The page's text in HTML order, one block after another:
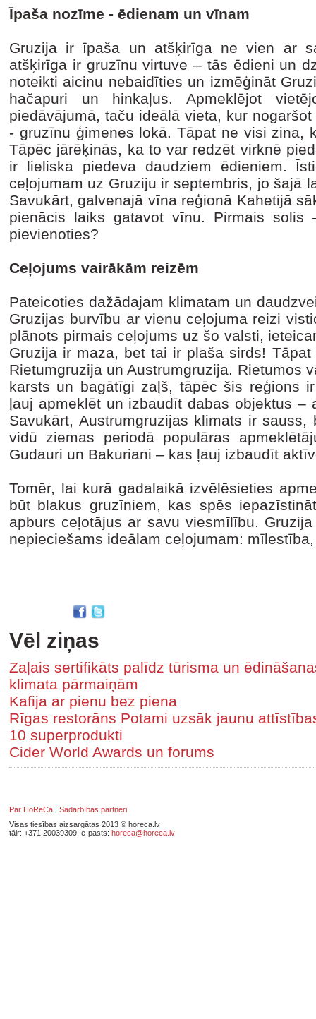
Īpaša nozīme - ēdienam un vīnam
Gruzija ir īpaša un atšķirīga ne vien ar
atšķirīga ir gruzīnu virtuve – tās ēdieni un
noteikti aicinu nebaidīties un izmēģināt
hačapuri un hinkaļus. Apmeklējot
piedāvājumā, taču ideālā vieta, kur
- gruzīnu ģimenes lokā. Tāpat ne visi zina,
Tāpēc jārēķinās, ka to var redzēt virknē
ir lieliska piedeva daudziem ēdieniem.
ceļojumam uz Gruziju ir septembris, jo šajā
Savukārt, galvenajā vīna reģionā Kahetijā
pienācis laiks gatavot vīnu. Pirmais
pievienoties?
Ceļojums vairākām reizēm
Pateicoties dažādajam klimatam un
Gruzijas burvību ar vienu ceļojuma reizi
plānots pirmais ceļojums uz šo valsti,
Gruzija ir maza, bet tai ir plaša sirds!
Rietumgruzija un Austrumgruzija. Rietumos
karsts un bagātīgi zaļš, tāpēc šis reģions
ļauj apmeklēt un izbaudīt dabas objektus –
Savukārt, Austrumgruzijas klimats ir
vidū ziemas periodā populāras
Gudauri un Bakuriani – kas ļauj izbaudīt
Tomēr, lai kurā gadalaikā izvēlēsieties
būt blakus gruzīniem, kas spēs
apburs ceļotājus ar savu viesmīlību.
nepieciešams ideālam ceļojumam:
Vēl ziņas
Zaļais sertifikāts palīdz tūrisma un
klimata pārmaiņām
Kafija ar pienu bez piena
Rīgas restorāns Potami uzsāk jaunu
10 superprodukti
Cider World Awards un forums
Par HoReCa
Sadarbības partneri
Visas tiesības aizsargātas 2013 © horeca.lv
tālr: +371 20039309; e-pasts: horeca@horeca.lv